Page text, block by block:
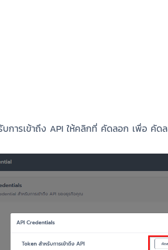
บการเข้าถึง API ให้คลิกที่ คัดลอก เพื่อ คัด